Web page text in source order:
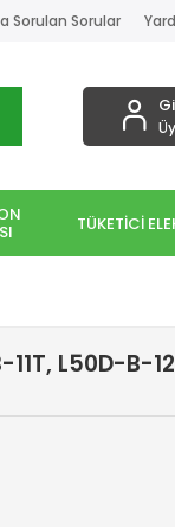
Sorulan Sorular
TÜKETİCİ
L50D-B-